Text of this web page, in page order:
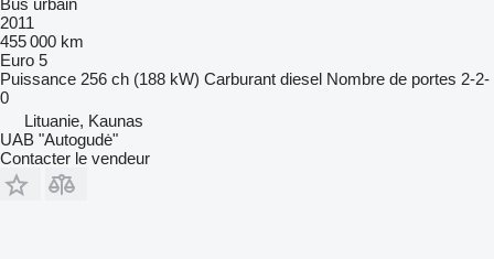
Bus urbain
2011
455 000 km
Euro 5
Puissance 256 ch (188 kW) Carburant diesel Nombre de portes 2-2-
0
Lituanie, Kaunas
UAB "Autogudė"
Contacter le vendeur